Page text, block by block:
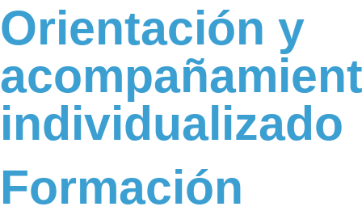
Orientación y
individualizado
Formación